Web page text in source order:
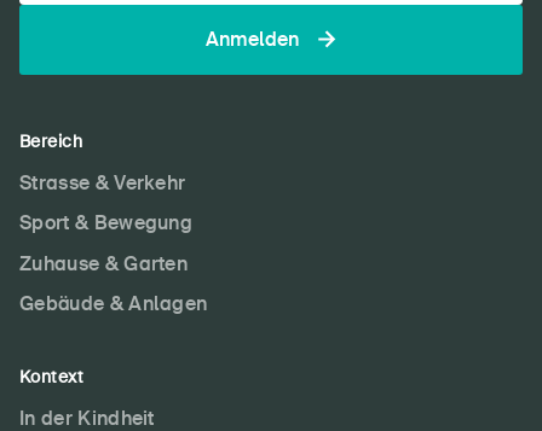
Anmelden
Bereich
Strasse & Verkehr
Sport & Bewegung
Zuhause & Garten
Gebäude & Anlagen
Kontext
In der Kindheit